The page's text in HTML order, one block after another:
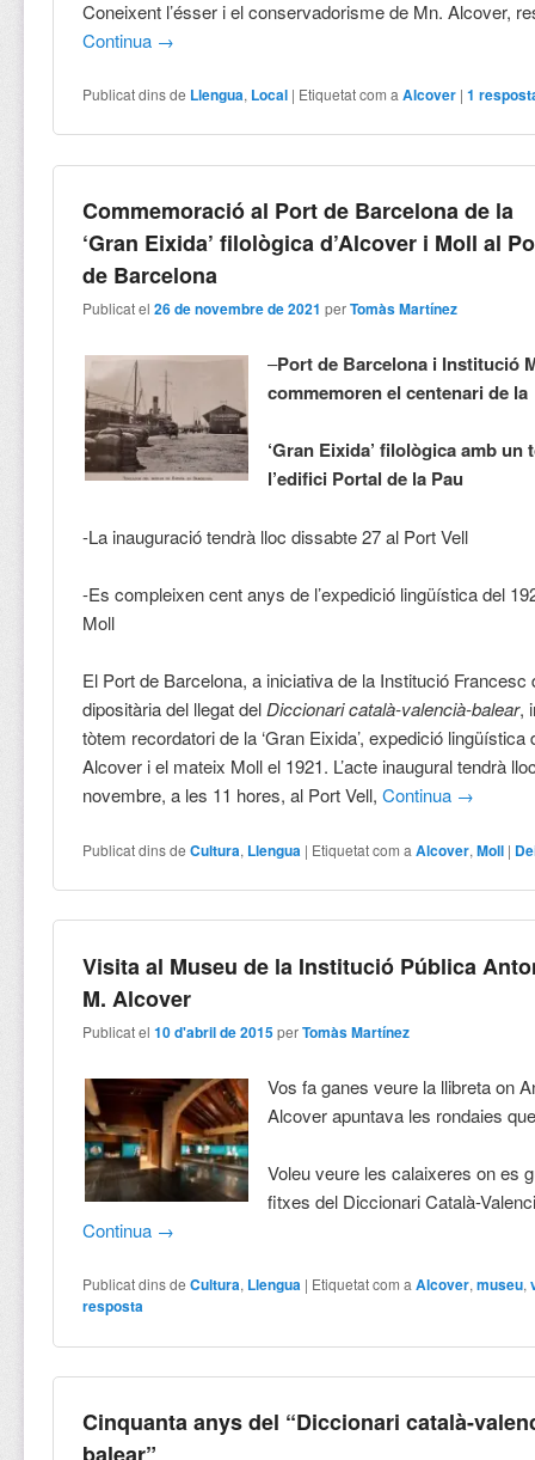
Coneixent l’ésser i el conservadorisme de Mn. Alcover,
Continua →
Publicat dins de Llengua, Local | Etiquetat com a Alcover |1
Commemoració al Port de Barcelona de la
‘Gran Eixida’ filològica d’Alcover i Moll al
de Barcelona
Publicat el26 de novembre de 2021 perTomàs Martínez
–Port de Barcelona i Institució
commemoren el centenari de la
‘Gran Eixida’ filològica amb un
l’edifici Portal de la Pau
-La inauguració tendrà lloc dissabte 27 al Port Vell
-Es compleixen cent anys de l’expedició lingüística del
Moll
El Port de Barcelona, a iniciativa de la Institució Francesc
dipositària del llegat delDiccionari català-valencià-balear,
tòtem recordatori de la ‘Gran Eixida’, expedició lingüística
Alcover i el mateix Moll el 1921. L’acte inaugural tendrà
novembre, a les 11 hores, al Port Vell,Continua →
Publicat dins de Cultura, Llengua | Etiquetat com a Alcover,Moll |
Visita al Museu de la Institució Pública
M. Alcover
Publicat el10 d'abril de 2015 perTomàs Martínez
Vos fa ganes veure la llibreta on
Alcover apuntava les rondaies
Voleu veure les calaixeres on es
fitxes del Diccionari Català-
Continua →
Publicat dins de Cultura, Llengua | Etiquetat com a Alcover,museu,
resposta
Cinquanta anys del “Diccionari català-